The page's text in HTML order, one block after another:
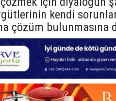
kendi
çözüm bulunmasına